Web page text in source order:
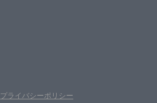
プライバシーポリシー